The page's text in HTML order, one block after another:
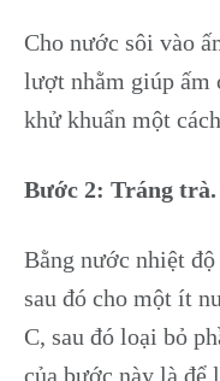
Cho nước sôi vào
lượt nhằm giúp ấm
khử khuẩn một
Bước 2: Tráng trà.
Bằng nước nhiệt
sau đó cho một ít
C, sau đó loại bỏ
của bước này là để